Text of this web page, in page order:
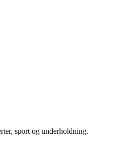
sport og underholdning.